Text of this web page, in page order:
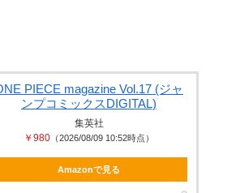
高級車を買うと葬儀屋さんみた
いになります」
Powered by livedoor 相互RSS
見せられないメスの...
ヘア○ードや濡れ場お○ぱいがエ□過ぎ
スト写真集、最...
PIECE magazine Vol.17 (ジャ
ンプコミックスDIGITAL)
集英社
￥980 （2026/08/09 10:52時点）
Amazonで見る